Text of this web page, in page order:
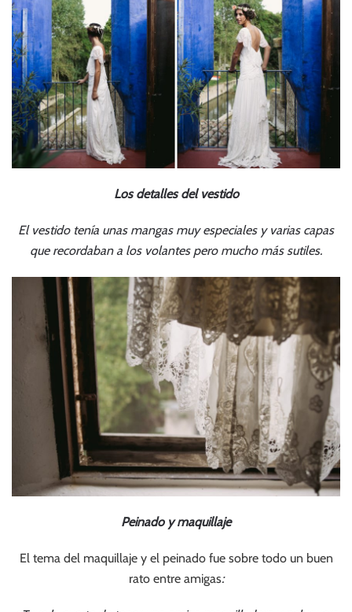
Los detalles del vestido
El vestido tenía unas mangas muy especiales y varias capas
que recordaban a los volantes pero mucho más sutiles.
Peinado y maquillaje
El tema del maquillaje y el peinado fue sobre todo un buen
rato entre amigas: